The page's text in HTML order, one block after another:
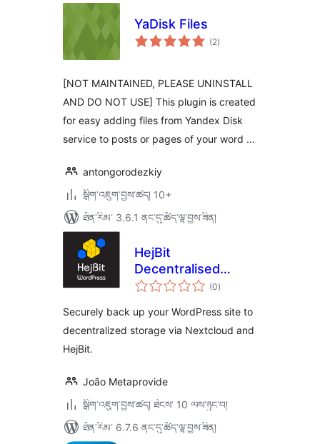
YaDisk Files
(2གདེང་
འཇོག་
)
[NOT MAINTAINED, PLEASE UNINSTALL
AND DO NOT USE] This plugin is created
for easy adding files from Yandex Disk
service to posts or pages of your word …
antongorodezkiy
སྒྲིག་འཇུག་བྱས་ཚད། 10+
ཐོན་རིམ་ 3.6.1 ནང་དུ་ཚོད་ལྟ་བྱས་ཟིན།
HejBit
Decentralised
Backup
(0གདེང་
འཇོག་
ཚང་།
)
Securely back up your WordPress site to
decentralized storage via Nextcloud and
HejBit.
João Metaprovide
སྒྲིག་འཇུག་བྱས་ཚད། ཐེངས་ 10 ལས་ཉུང་བ།
ཐོན་རིམ་ 6.7.6 ནང་དུ་ཚོད་ལྟ་བྱས་ཟིན།